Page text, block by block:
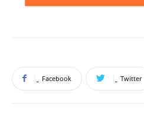
Facebook Twitter